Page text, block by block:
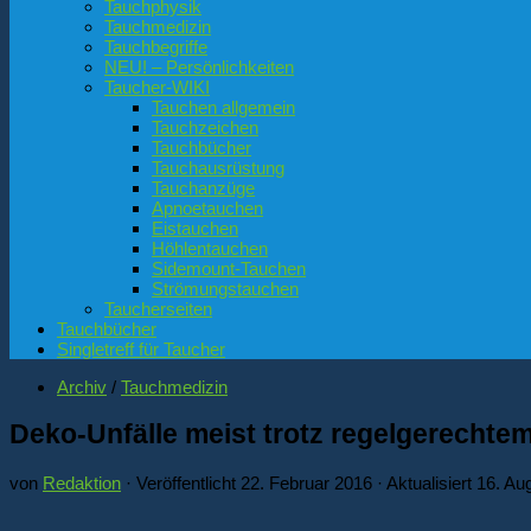
Tauchphysik
Tauchmedizin
Tauchbegriffe
NEU! – Persönlichkeiten
Taucher-WIKI
Tauchen allgemein
Tauchzeichen
Tauchbücher
Tauchausrüstung
Tauchanzüge
Apnoetauchen
Eistauchen
Höhlentauchen
Sidemount-Tauchen
Strömungstauchen
Taucherseiten
Tauchbücher
Singletreff für Taucher
Archiv / Tauchmedizin
Deko-Unfälle meist trotz
von Redaktion · Veröffentlicht 22. Februar 2016 · Aktualisiert 16.